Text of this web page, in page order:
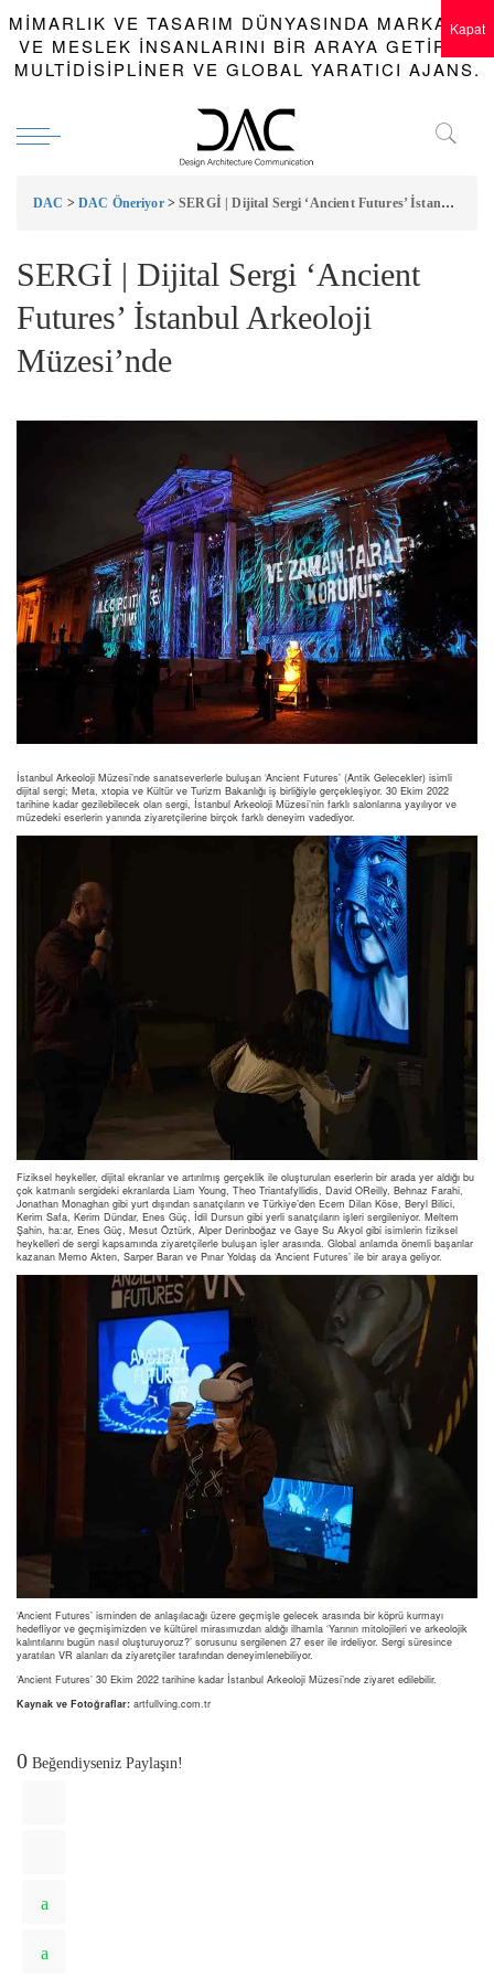
MIMARLIK VE TASARIM DÜNYASINDA MARKALAR
VE MESLEK INSANLARINI BIR ARAYA GETIREN
MULTIDISIPLINER VE GLOBAL YARATICI AJANS.
DAC > DAC Öneriyor>SERGİ | Dijital Sergi ‘Ancient Futures’ İstanbul Arkeoloji Müzesi’nde
SERGİ | Dijital Sergi ‘Ancient
Futures’ İstanbul Arkeoloji
Müzesi’nde
İstanbul Arkeoloji Müzesi’nde sanatseverlerle buluşan ‘Ancient Futures’ (Antik Gelecekler) isimli
dijital sergi; Meta, xtopia ve Kültür ve Turizm Bakanlığı iş birliğiyle gerçekleşiyor. 30 Ekim 2022
tarihine kadar gezilebilecek olan sergi, İstanbul Arkeoloji Müzesi’nin farklı salonlarına yayılıyor ve
müzedeki eserlerin yanında ziyaretçilerine birçok farklı deneyim vadediyor.
Fiziksel heykeller, dijital ekranlar ve artırılmış gerçeklik ile oluşturulan eserlerin bir arada yer aldığı bu
çok katmanlı sergideki ekranlarda Liam Young, Theo Triantafyllidis, David OReilly, Behnaz Farahi,
Jonathan Monaghan gibi yurt dışından sanatçıların ve Türkiye’den Ecem Dilan Köse, Beryl Bilici,
Kerim Safa, Kerim Dündar, Enes Güç, İdil Dursun gibi yerli sanatçıların işleri sergileniyor. Meltem
Şahin, ha:ar, Enes Güç, Mesut Öztürk, Alper Derinboğaz ve Gaye Su Akyol gibi isimlerin fiziksel
heykelleri de sergi kapsamında ziyaretçilerle buluşan işler arasında. Global anlamda önemli başarılar
kazanan Memo Akten, Sarper Baran ve Pınar Yoldaş da ‘Ancient Futures’ ile bir araya geliyor.
‘Ancient Futures’ isminden de anlaşılacağı üzere geçmişle gelecek arasında bir köprü kurmayı
hedefliyor ve geçmişimizden ve kültürel mirasımızdan aldığı ilhamla ‘Yarının mitolojileri ve arkeolojik
kalıntılarını bugün nasıl oluşturuyoruz?’ sorusunu sergilenen 27 eser ile irdeliyor. Sergi süresince
yaratılan VR alanları da ziyaretçiler tarafından deneyimlenebiliyor.
‘Ancient Futures’ 30 Ekim 2022 tarihine kadar İstanbul Arkeoloji Müzesi’nde ziyaret edilebilir.
Kaynak ve Fotoğraflar: artfullving.com.tr
0 Beğendiyseniz Paylaşın!
Kapat